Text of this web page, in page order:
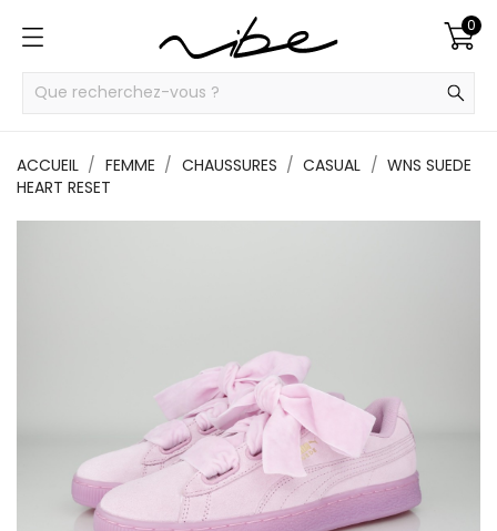
0
ACCUEIL FEMME CHAUSSURES CASUAL
WNS SUEDE
HEART RESET